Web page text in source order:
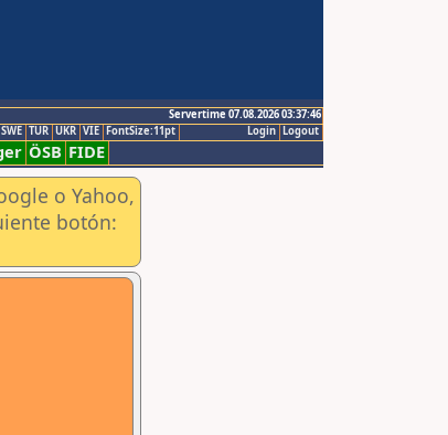
Servertime 07.08.2026 03:37:46
Logout
Login
SWE TUR UKR VIE FontSize:11pt
ÖSB FIDE
o Yahoo,
botón: